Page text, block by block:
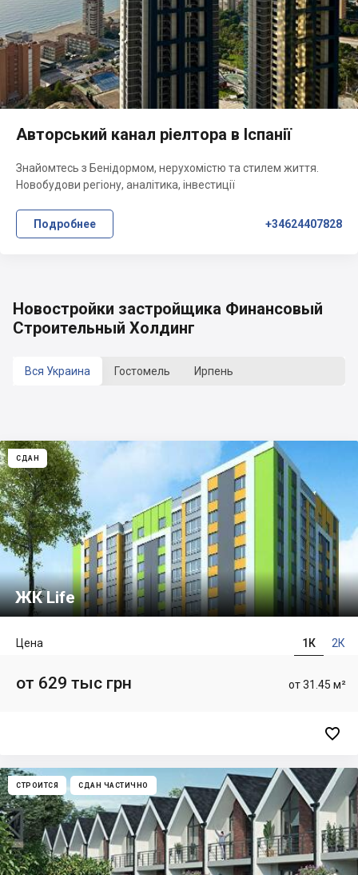
Авторський канал ріелтора в Іспанії
Знайомтесь з Бенідормом, нерухомістю та стилем життя.
Новобудови регіону, аналітика, інвестиції
Подробнее +34624407828
Новостройки застройщика Финансовый
Строительный Холдинг
Вся Украина Гостомель Ирпень
СДАН
ЖК Life
1К 2К
Цена
от 31.45 м²
от 629 тыс грн

СТРОИТСЯ СДАН ЧАСТИЧНО